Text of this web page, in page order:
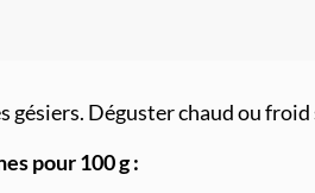
gésiers. Déguster chaud ou froid
pour 100 g :